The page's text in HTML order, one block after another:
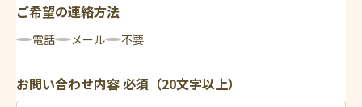
ご希望の連絡方法
電話 メール 不要
お問い合わせ内容必須（20文字以上）